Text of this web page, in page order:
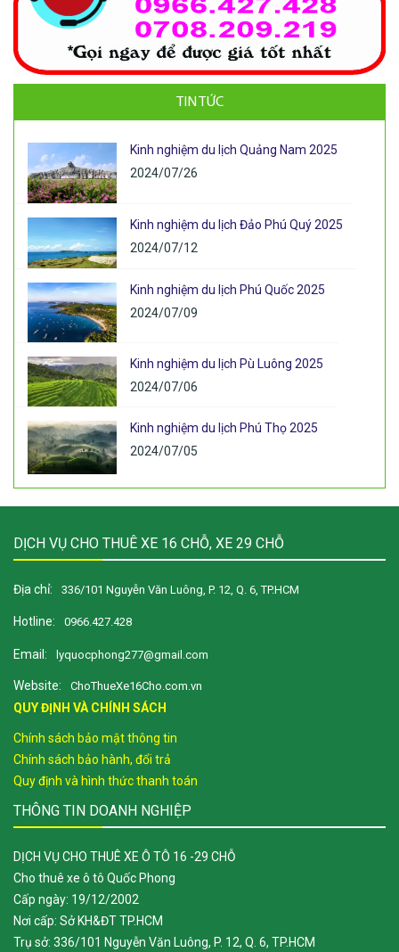
TIN TỨC
Kinh nghiệm du lịch Quảng Nam 2025
2024/07/26
Kinh nghiệm du lịch Đảo Phú Quý 2025
2024/07/12
Kinh nghiệm du lịch Phú Quốc 2025
2024/07/09
Kinh nghiệm du lịch Pù Luông 2025
2024/07/06
Kinh nghiệm du lịch Phú Thọ 2025
2024/07/05
DỊCH VỤ CHO THUÊ XE 16 CHỖ, XE 29 CHỖ
Địa chỉ: 336/101 Nguyễn Văn Luông, P. 12, Q. 6, TP.HCM
Hotline: 0966.427.428
Email: lyquocphong277@gmail.com
Website: ChoThueXe16Cho.com.vn
QUY ĐỊNH VÀ CHÍNH SÁCH
Chính sách bảo mật thông tin
Chính sách bảo hành, đổi trả
Quy định và hình thức thanh toán
THÔNG TIN DOANH NGHIỆP
DỊCH VỤ CHO THUÊ XE Ô TÔ 16 -29 CHỖ
Cho thuê xe ô tô Quốc Phong
Cấp ngày: 19/12/2002
Nơi cấp: Sở KH&ĐT TP.HCM
Trụ sở: 336/101 Nguyễn Văn Luông, P. 12, Q. 6, TP.HCM